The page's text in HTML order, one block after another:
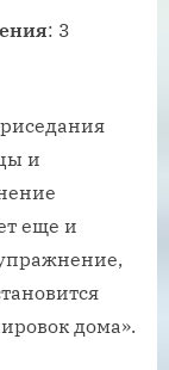
: 3
и
еще и
дома».